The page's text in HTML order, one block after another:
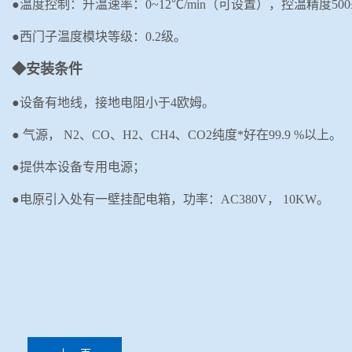
●温度控制： 升温速率： 0~12℃/min （可设置），控温精度500
●西门子温度模块等级： 0.2级。
◆安装条件
●设备有地线，接地电阻小于4欧姆。
● 气源， N2、 CO、 H2、 CH4、 CO2纯度*好在99.9 %以上。
●提供本设备专用电源；
●电原引入处有一壁挂配电箱，功率： AC380V， 10KW。